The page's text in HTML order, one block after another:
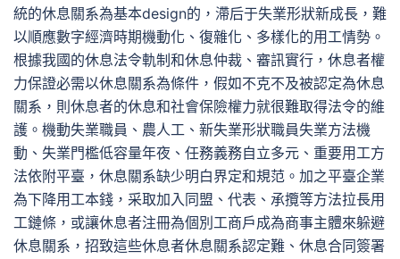
統的休息關系為基本design的，滯后于失業形狀新成長，難
以順應數字經濟時期機動化、復雜化、多樣化的用工情勢。
根據我國的休息法令軌制和休息仲裁、審訊實行，休息者權
力保證必需以休息關系為條件，假如不克不及被認定為休息
關系，則休息者的休息和社會保險權力就很難取得法令的維
護。機動失業職員、農人工、新失業形狀職員失業方法機
動、失業門檻低容量年夜、任務義務自立多元、重要用工方
法依附平臺，休息關系缺少明白界定和規范。加之平臺企業
為下降用工本錢，采取加入同盟、代表、承攬等方法拉長用
工鏈條，或讓休息者注冊為個別工商戶成為商事主體來躲避
休息關系，招致這些休息者休息關系認定難、休息合同簽署